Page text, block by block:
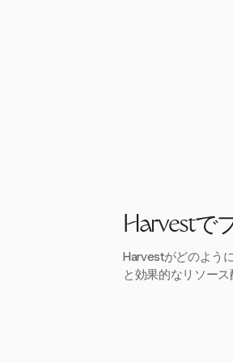
Harvestで
Harvestがどのよう
と効果的なリソース